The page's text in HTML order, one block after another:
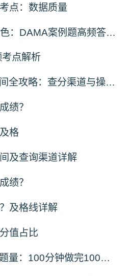
点：数据质量
数据治理组织与角色：DAMA案例题高频答题要点
点解析
CDGP成绩查询时间全攻略：查分渠道与操作步骤详解
绩？
格
及查询渠道详解
绩？
及格线详解
值占比
CDGA考试时长与题量：100分钟做完100道题时间够吗？